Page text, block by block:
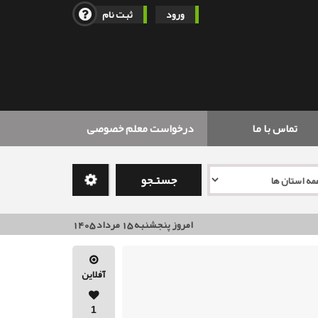
ورود ثبت نام
تماس با ما درخواست معلم خصوصی
جستـجو
امروز پنجشنبه 15 مرداد 1405
آفلاین
1